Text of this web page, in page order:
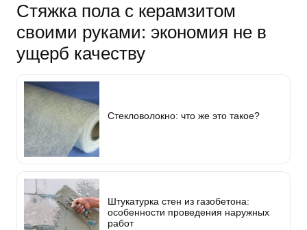
Стяжка пола с керамзитом
своими руками: экономия не в
ущерб качеству
Стекловолокно: что же это такое?
Штукатурка стен из газобетона:
особенности проведения наружных
работ